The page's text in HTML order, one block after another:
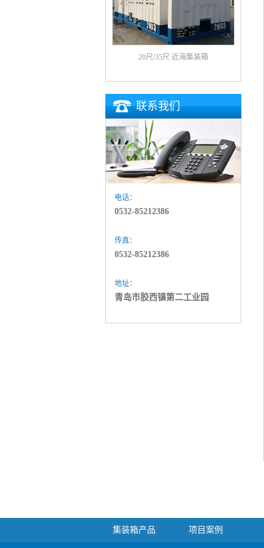
20尺/35尺 近海集装箱
联系我们
电话：
0532-85212386
传真：
0532-85212386
地址：
青岛市胶西镇第二工业园
集装箱产品 项目案例